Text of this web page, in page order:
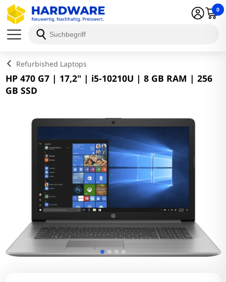
0
Refurbished Laptops
HP 470 G7 | 17,2" | i5-10210U | 8 GB RAM | 256
GB SSD
Schließen